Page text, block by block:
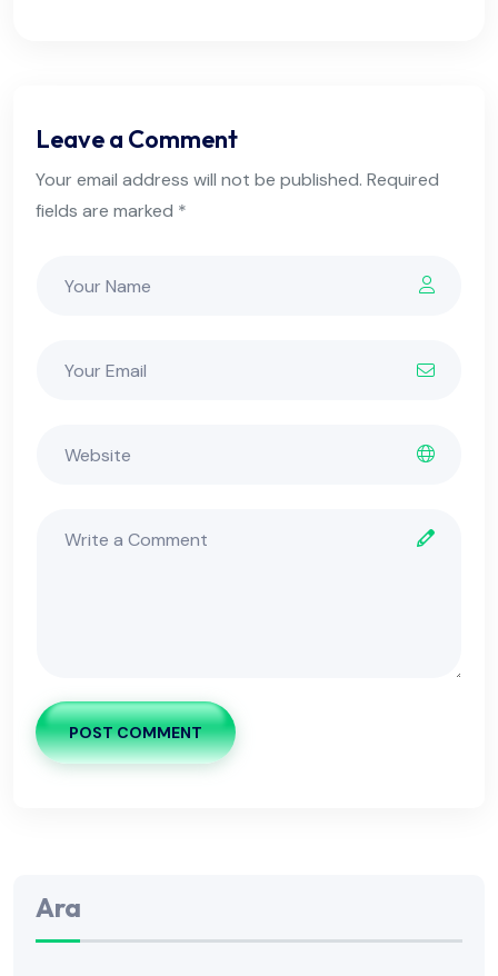
Leave a Comment
Your email address will not be published. Required
fields are marked *
POST COMMENT
Ara